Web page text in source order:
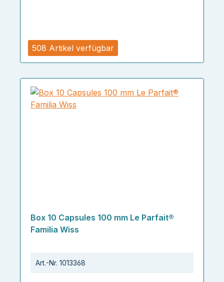
508 Artikel verfügbar
Box 10 Capsules 100 mm Le Parfait®
Familia Wiss
Art.-Nr. 1013368